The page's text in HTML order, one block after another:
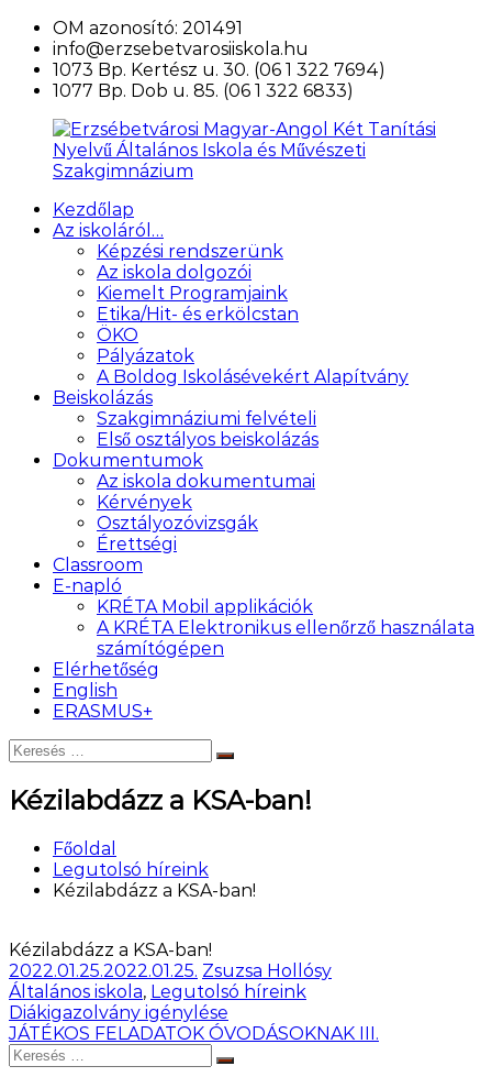
Ugrás
tartalomra
OM azonosító: 201491
info@erzsebetvarosiiskola.hu
1073 Bp. Kertész u. 30. (06 1 322 7694)
1077 Bp. Dob u. 85. (06 1 322 6833)
Erzsébetvárosi
Magyar-
Általános
Művészeti
Szakgimnázium
Kezdőlap
Az iskoláról…
Képzési rendszerünk
Az iskola dolgozói
Kiemelt Programjaink
Etika/Hit- és erkölcstan
ÖKO
Pályázatok
A Boldog Iskolásévekért Alapítvány
Beiskolázás
Szakgimnáziumi felvételi
Első osztályos beiskolázás
Dokumentumok
Az iskola dokumentumai
Kérvények
Osztályozóvizsgák
Érettségi
Classroom
E-napló
KRÉTA Mobil applikációk
A KRÉTA Elektronikus ellenőrző használata
számítógépen
Elérhetőség
English
ERASMUS+
Keresés:
Keresés
Kézilabdázz a KSA-ban!
Főoldal
Legutolsó híreink
Kézilabdázz a KSA-ban!
Kézilabdázz a KSA-ban!
2022.01.25.2022.01.25. Zsuzsa Hollósy
Általános iskola, Legutolsó híreink
Bejegyzés
navigáció
Diákigazolvány igénylése
JÁTÉKOS FELADATOK ÓVODÁSOKNAK III.
Keresés:
Keresés